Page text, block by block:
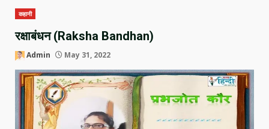
कहानी
रक्षाबंधन (Raksha Bandhan)
Admin May 31, 2022